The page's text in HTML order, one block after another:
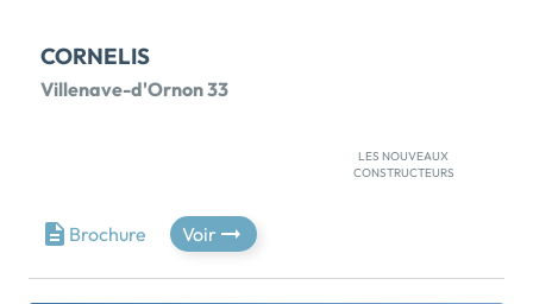
CORNELIS
Villenave-d'Ornon 33
LES NOUVEAUX
CONSTRUCTEURS
DÉCORÉ!NOTRE PRÊT A TAUX ZÉRO POUR TOUS :
EMPRUNTEZ JUSQU'À 100 000E A 0%*À 8 min à
pied du centre-ville de Villenave-d'Ornon.À
SEULEMENT 850 M DE LA LIGNE C DU TRAMWAY !
Brochure Voir